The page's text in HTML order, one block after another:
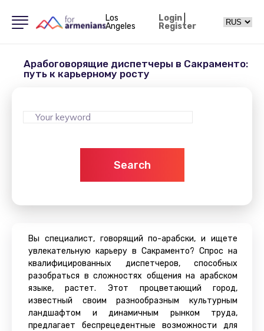
Los
Angeles
Login|
Register
Арабоговорящие диспетчеры в Сакраменто:
путь к карьерному росту
Search
Вы специалист, говорящий по-арабски, и ищете
увлекательную карьеру в Сакраменто? Спрос на
квалифицированных диспетчеров, способных
разобраться в сложностях общения на арабском
языке, растет. Этот процветающий город,
известный своим разнообразным культурным
ландшафтом и динамичным рынком труда,
предлагает беспрецедентные возможности для